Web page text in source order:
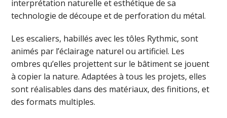
interprétation naturelle et esthétique de sa
technologie de découpe et de perforation du métal.
Les escaliers, habillés avec les tôles Rythmic, sont
animés par l’éclairage naturel ou artificiel. Les
ombres qu’elles projettent sur le bâtiment se jouent
à copier la nature. Adaptées à tous les projets, elles
sont réalisables dans des matériaux, des finitions, et
des formats multiples.